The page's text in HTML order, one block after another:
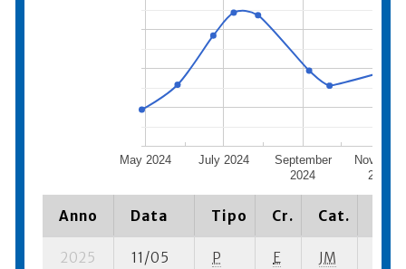
May 2024 July 2024
September
2024
2024
Anno Data Tipo Cr. Cat.
2025 11/05 P E JM